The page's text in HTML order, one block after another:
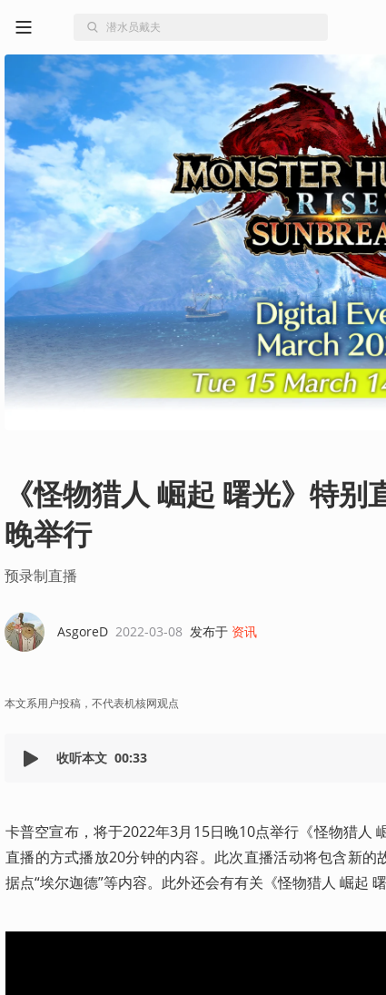
《怪物猎人 崛起 曙光》特
晚举行
预录制直播
AsgoreD 2022-03-08 发布于 资讯
本文系用户投稿，不代表机核网观点
收听本文 00:33
卡普空宣布，将于2022年3月15日晚10点举行《怪物猎人
直播的方式播放20分钟的内容。此次直播活动将包含新
据点“埃尔迦德”等内容。此外还会有有关《怪物猎人 崛起